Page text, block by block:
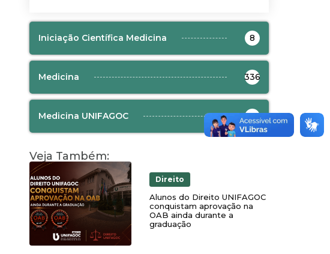
Iniciação Científica Medicina 8
Medicina 336
Medicina UNIFAGOC 8
Veja Também:
Direito
Alunos do Direito UNIFAGOC
conquistam aprovação na
OAB ainda durante a
graduação